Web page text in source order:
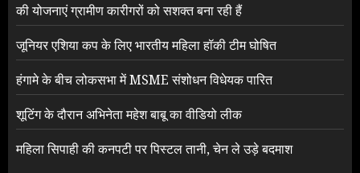
की योजनाएं ग्रामीण कारीगरों को सशक्त बना रही हैं
जूनियर एशिया कप के लिए भारतीय महिला हॉकी टीम घोषित
हंगामे के बीच लोकसभा में MSME संशोधन विधेयक पारित
शूटिंग के दौरान अभिनेता महेश बाबू का वीडियो लीक
महिला सिपाही की कनपटी पर पिस्टल तानी, चेन ले उड़े बदमाश